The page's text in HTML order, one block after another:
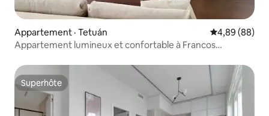
Appartement · Tetuán Note
4,89 (88)
Appartement lumineux et confortable à Francos
Superhôte
Superhôte